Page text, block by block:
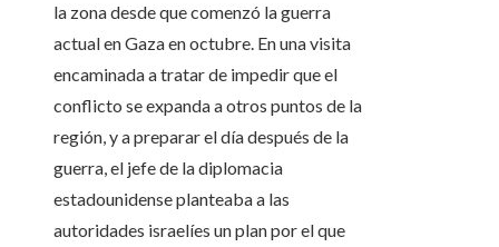
la zona desde que comenzó la guerra
actual en Gaza en octubre. En una visita
encaminada a tratar de impedir que el
conflicto se expanda a otros puntos de la
región, y a preparar el día después de la
guerra, el jefe de la diplomacia
estadounidense planteaba a las
autoridades israelíes un plan por el que